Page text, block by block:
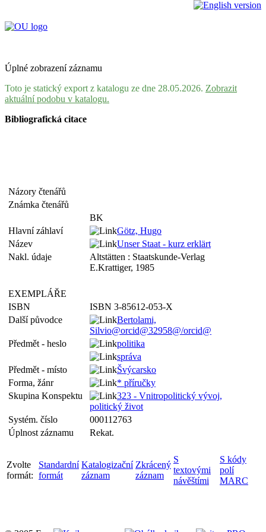
Úplné zobrazení záznamu
Toto je statický export z katalogu ze dne 28.05.2026. Zobrazit
aktuální podobu v katalogu.
Bibliografická citace
Názory čtenářů
Známka čtenářů
BK
Hlavní záhlaví
Götz, Hugo
Název
Unser Staat - kurz erklärt
Nakl. údaje
Altstätten : Staatskunde-Verlag
E.Krattiger, 1985
EXEMPLÁŘE
ISBN
ISBN 3-85612-053-X
Další původce
Bertolami,
Silvio@orcid@32958@/orcid@
Předmět - heslo
politika
správa
Předmět - místo
Švýcarsko
Forma, žánr
* příručky
Skupina Konspektu
323 - Vnitropolitický vývoj,
politický život
Systém. číslo
000112763
Úplnost záznamu
Rekat.
Zvolte
formát:
Standardní
formát
Katalogizační
záznam
Zkrácený
záznam
S
textovými
návěštími
S kódy
polí
MARC